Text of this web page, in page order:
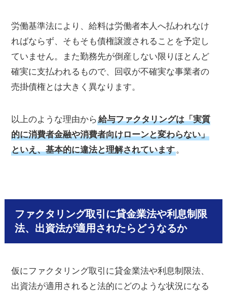
労働基準法により、給料は労働者本人へ払われなけ
ればならず、そもそも債権譲渡されることを予定し
ていません。また勤務先が倒産しない限りほとんど
確実に支払われるもので、回収が不確実な事業者の
売掛債権とは大きく異なります。
以上のような理由から給与ファクタリングは「実質
的に消費者金融や消費者向けローンと変わらない」
といえ、基本的に違法と理解されています。
ファクタリング取引に貸金業法や利息制限
法、出資法が適用されたらどうなるか
仮にファクタリング取引に貸金業法や利息制限法、
出資法が適用されると法的にどのような状況になる